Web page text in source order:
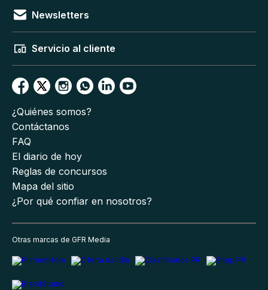
Newsletters
Servicio al cliente
¿Quiénes somos?
Contáctanos
FAQ
El diario de hoy
Reglas de concursos
Mapa del sitio
¿Por qué confiar en nosotros?
Otras marcas de GFR Media